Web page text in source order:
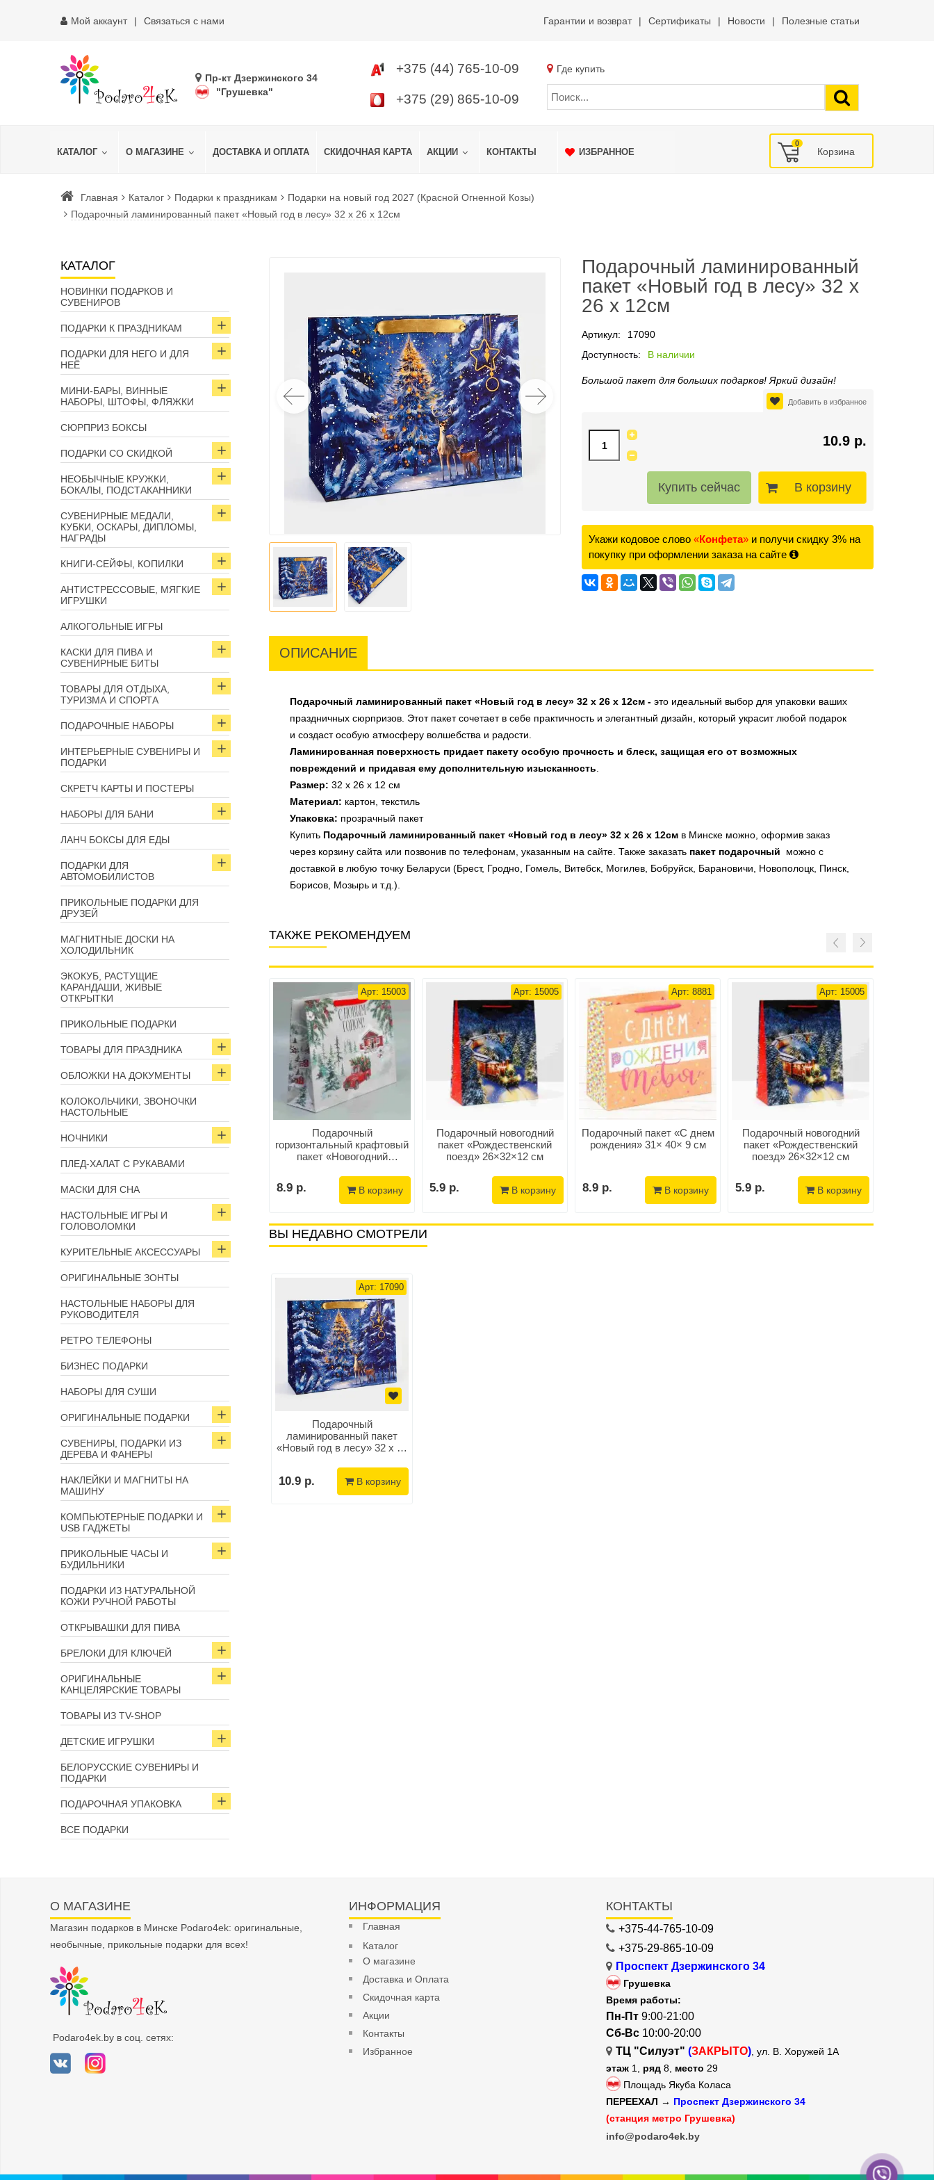
Мой аккаунт Связаться с нами Гарантии и возврат Сертификаты Новости Полезные статьи
Пр-кт Дзержинского 34
"Грушевка"
+375 (44) 765-10-09
+375 (29) 865-10-09
Где купить
КАТАЛОГ О МАГАЗИНЕ ДОСТАВКА И ОПЛАТА СКИДОЧНАЯ КАРТА АКЦИИ КОНТАКТЫ ИЗБРАННОЕ
0
Главная Каталог Подарки к праздникам
Подарки на новый год 2027 (Красной Огненной Козы)
Подарочный ламинированный пакет «Новый год в лесу» 32 х 26 х 12см
КАТАЛОГ
НОВИНКИ ПОДАРКОВ И
СУВЕНИРОВ
ПОДАРКИ К ПРАЗДНИКАМ
ПОДАРКИ ДЛЯ НЕГО И ДЛЯ
НЕЁ
МИНИ-БАРЫ, ВИННЫЕ
НАБОРЫ, ШТОФЫ, ФЛЯЖКИ
СЮРПРИЗ БОКСЫ
ПОДАРКИ СО СКИДКОЙ
НЕОБЫЧНЫЕ КРУЖКИ,
БОКАЛЫ, ПОДСТАКАННИКИ
СУВЕНИРНЫЕ МЕДАЛИ,
КУБКИ, ОСКАРЫ, ДИПЛОМЫ,
НАГРАДЫ
КНИГИ-СЕЙФЫ, КОПИЛКИ
АНТИСТРЕССОВЫЕ, МЯГКИЕ
ИГРУШКИ
АЛКОГОЛЬНЫЕ ИГРЫ
КАСКИ ДЛЯ ПИВА И
СУВЕНИРНЫЕ БИТЫ
ТОВАРЫ ДЛЯ ОТДЫХА,
ТУРИЗМА И СПОРТА
ПОДАРОЧНЫЕ НАБОРЫ
ИНТЕРЬЕРНЫЕ СУВЕНИРЫ И
ПОДАРКИ
СКРЕТЧ КАРТЫ И ПОСТЕРЫ
НАБОРЫ ДЛЯ БАНИ
ЛАНЧ БОКСЫ ДЛЯ ЕДЫ
ПОДАРКИ ДЛЯ
АВТОМОБИЛИСТОВ
ПРИКОЛЬНЫЕ ПОДАРКИ ДЛЯ
ДРУЗЕЙ
МАГНИТНЫЕ ДОСКИ НА
ХОЛОДИЛЬНИК
ЭКОКУБ, РАСТУЩИЕ
КАРАНДАШИ, ЖИВЫЕ
ОТКРЫТКИ
ПРИКОЛЬНЫЕ ПОДАРКИ
ТОВАРЫ ДЛЯ ПРАЗДНИКА
ОБЛОЖКИ НА ДОКУМЕНТЫ
КОЛОКОЛЬЧИКИ, ЗВОНОЧКИ
НАСТОЛЬНЫЕ
НОЧНИКИ
ПЛЕД-ХАЛАТ С РУКАВАМИ
МАСКИ ДЛЯ СНА
НАСТОЛЬНЫЕ ИГРЫ И
ГОЛОВОЛОМКИ
КУРИТЕЛЬНЫЕ АКСЕССУАРЫ
ОРИГИНАЛЬНЫЕ ЗОНТЫ
НАСТОЛЬНЫЕ НАБОРЫ ДЛЯ
РУКОВОДИТЕЛЯ
РЕТРО ТЕЛЕФОНЫ
БИЗНЕС ПОДАРКИ
НАБОРЫ ДЛЯ СУШИ
ОРИГИНАЛЬНЫЕ ПОДАРКИ
СУВЕНИРЫ, ПОДАРКИ ИЗ
ДЕРЕВА И ФАНЕРЫ
НАКЛЕЙКИ И МАГНИТЫ НА
МАШИНУ
КОМПЬЮТЕРНЫЕ ПОДАРКИ И
USB ГАДЖЕТЫ
ПРИКОЛЬНЫЕ ЧАСЫ И
БУДИЛЬНИКИ
ПОДАРКИ ИЗ НАТУРАЛЬНОЙ
КОЖИ РУЧНОЙ РАБОТЫ
ОТКРЫВАШКИ ДЛЯ ПИВА
БРЕЛОКИ ДЛЯ КЛЮЧЕЙ
ОРИГИНАЛЬНЫЕ
КАНЦЕЛЯРСКИЕ ТОВАРЫ
ТОВАРЫ ИЗ TV-SHOP
ДЕТСКИЕ ИГРУШКИ
БЕЛОРУССКИЕ СУВЕНИРЫ И
ПОДАРКИ
ПОДАРОЧНАЯ УПАКОВКА
ВСЕ ПОДАРКИ
Подарочный ламинированный
пакет «Новый год в лесу» 32 х
26 х 12см
Артикул:
17090
Доступность:
В наличии
Большой пакет для больших подарков! Яркий дизайн!
Добавить в избранное
10.9 р.
В корзину
Укажи кодовое слово «Конфета» и получи скидку 3% на
покупку при оформлении заказа на сайте
ОПИСАНИЕ
Подарочный ламинированный пакет «Новый год в лесу» 32 х 26 х 12см - это идеальный выбор для упаковки ваших
праздничных сюрпризов. Этот пакет сочетает в себе практичность и элегантный дизайн, который украсит любой подарок
и создаст особую атмосферу волшебства и радости.
Ламинированная поверхность придает пакету особую прочность и блеск, защищая его от возможных
повреждений и придавая ему дополнительную изысканность
Размер: 32 х 26 х 12 см
Материал: картон, текстиль
Упаковка: прозрачный пакет
Купить Подарочный ламинированный пакет «Новый год в лесу» 32 х 26 х 12см в Минске можно, оформив заказ
через корзину сайта или позвонив по телефонам, указанным на сайте. Также заказать пакет подарочный можно с
доставкой в любую точку Беларуси (Брест, Гродно, Гомель, Витебск, Могилев, Бобруйск, Барановичи, Новополоцк, Пинск,
Борисов, Мозырь и т.д.).
ТАКЖЕ РЕКОМЕНДУЕМ
Арт: 17090
Подарочный
пакет
В корзину
Подарочный пакет
ламинированный новый год
42×33×10см
10.9 р.
Арт: 15003
Подарочный
горизонтальный крафтовый
пакет «Новогодний
8.9 р. В корзину
Арт: 15005
Подарочный новогодний
пакет «Рождественский
поезд» 26×32×12 см
5.9 р. В корзину
Арт: 8881
Подарочный пакет «С днем
рождения» 31× 40× 9 см
8.9 р. В корзину
Арт: 15005
Подарочный новогодний
пакет «Рождественский
поезд» 26×32×12 см
5.9 р. В корзину
ВЫ НЕДАВНО СМОТРЕЛИ
Арт: 17090
Подарочный
ламинированный пакет
«Новый год в лесу» 32 х 26
10.9 р. В корзину
О МАГАЗИНЕ
Магазин подарков в Минске Podaro4ek: оригинальные,
необычные, прикольные подарки для всех!
Podaro4ek.by в соц. сетях:
ИНФОРМАЦИЯ
Главная
Каталог
О магазине
Доставка и Оплата
Скидочная карта
Акции
Контакты
Избранное
КОНТАКТЫ
+375-44-765-10-09
+375-29-865-10-09
Проспект Дзержинского 34
Грушевка
Время работы:
Пн-Пт 9:00-21:00
Сб-Вс 10:00-20:00
ТЦ "Силуэт" (ЗАКРЫТО) , ул. В. Хоружей 1А
этаж 1, ряд 8, место 29
Площадь Якуба Коласа
ПЕРЕЕХАЛ → Проспект Дзержинского 34
(станция метро Грушевка)
info@podaro4ek.by